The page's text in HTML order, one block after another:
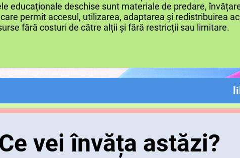
educaționale deschise sunt materiale de predare,
permit accesul, utilizarea, adaptarea și redistribuirea
fără costuri de către alții și fără restricții sau limitare.
Ce vei învăța astăzi?